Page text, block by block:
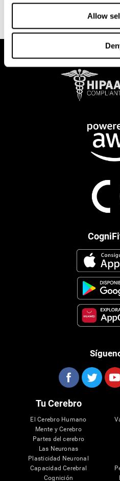
Allow
realizarse mediante ordenador.
mostrará un detallado gráfico
cognitivo.
Tu Cerebro
El Cerebro Humano
Mente y Cerebro
Partes del cerebro
Las Neuronas
Plasticidad Neuronal
Capacidad Cerebral
Cognición